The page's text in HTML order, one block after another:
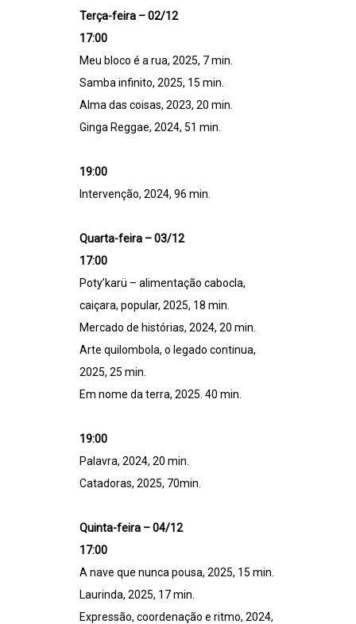
Terça-feira – 02/12
17:00
Meu bloco é a rua, 2025, 7 min.
Samba infinito, 2025, 15 min.
Alma das coisas, 2023, 20 min.
Ginga Reggae, 2024, 51 min.
19:00
Intervenção, 2024, 96 min.
Quarta-feira – 03/12
17:00
Poty’karü – alimentação cabocla,
caiçara, popular, 2025, 18 min.
Mercado de histórias, 2024, 20 min.
Arte quilombola, o legado continua,
2025, 25 min.
Em nome da terra, 2025. 40 min.
19:00
Palavra, 2024, 20 min.
Catadoras, 2025, 70min.
Quinta-feira – 04/12
17:00
A nave que nunca pousa, 2025, 15 min.
Laurinda, 2025, 17 min.
Expressão, coordenação e ritmo, 2024,